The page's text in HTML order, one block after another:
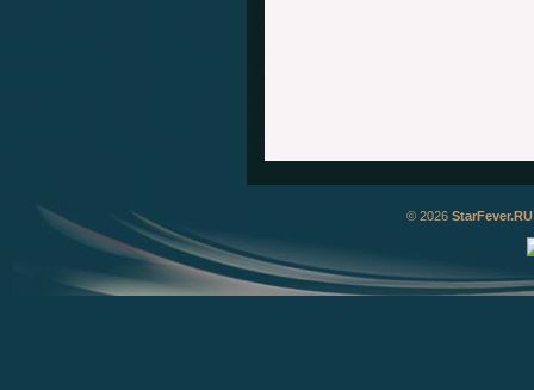
© 2026 StarFever.RU